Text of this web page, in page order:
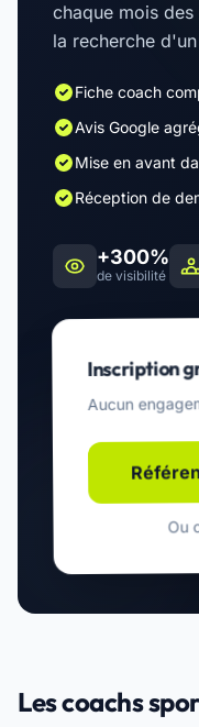
chaque mois
la recherche
Fiche coach
Avis Google
Mise en avant
Réception de
+300%
de visibilité
Inscription
Aucun
Ou
Les coachs